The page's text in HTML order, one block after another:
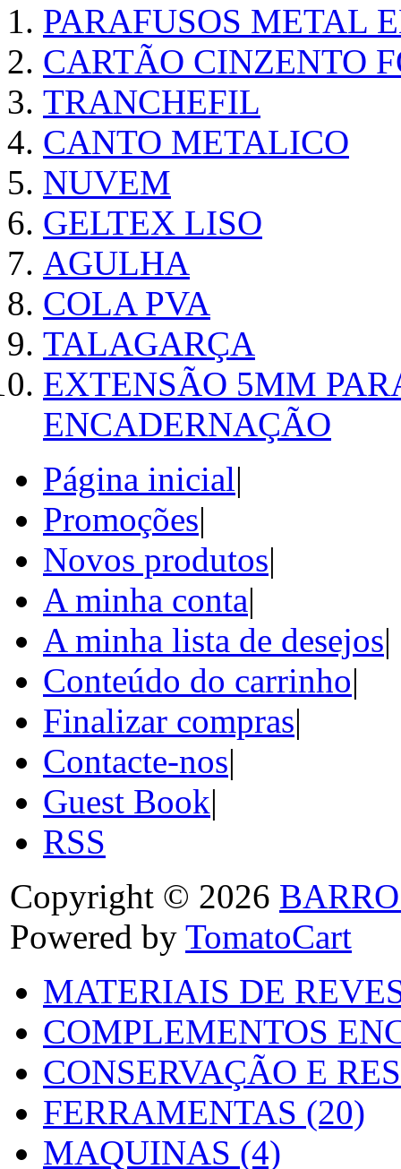
PARAFUSOS METAL
CARTÃO CINZENTO
TRANCHEFIL
CANTO METALICO
NUVEM
GELTEX LISO
AGULHA
COLA PVA
TALAGARÇA
EXTENSÃO 5MM
ENCADERNAÇÃO
Página inicial|
Promoções|
Novos produtos|
A minha conta|
A minha lista de desejos|
Conteúdo do carrinho|
Finalizar compras|
Contacte-nos|
Guest Book|
RSS
Copyright © 2026
Powered by TomatoCart
MATERIAIS DE
COMPLEMENTOS
CONSERVAÇÃO E
FERRAMENTAS (20)
MAQUINAS (4)